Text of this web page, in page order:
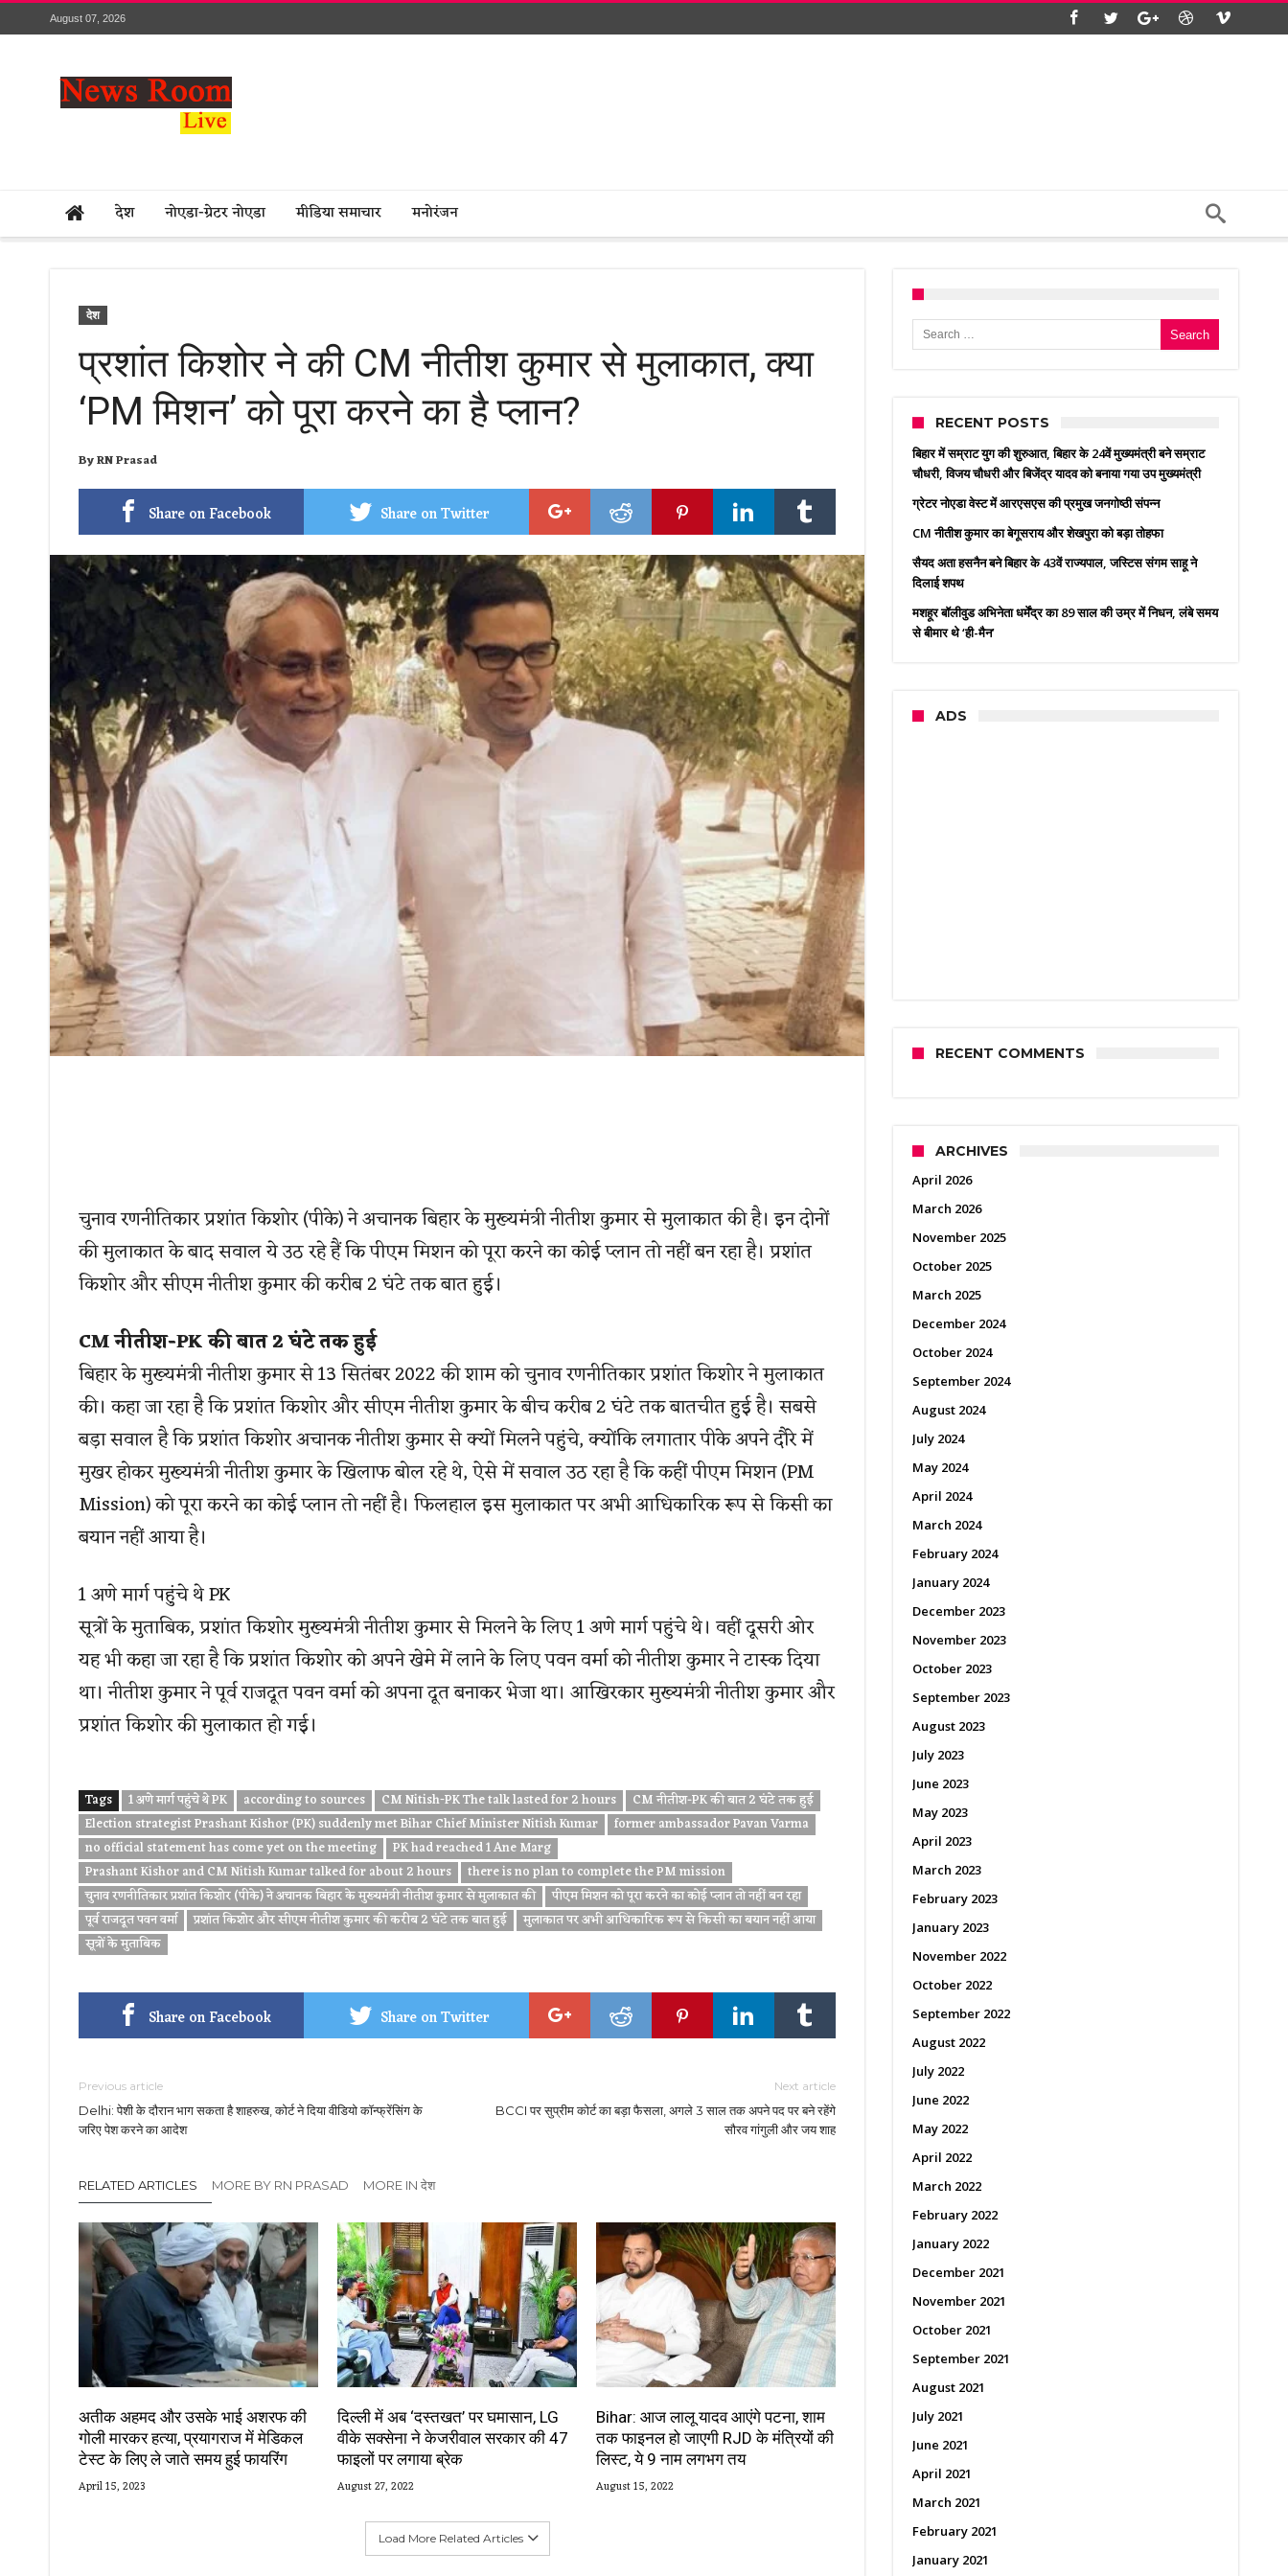
August 07, 2026
देश नोएडा-ग्रेटर नोएडा मीडिया समाचार मनोरंजन
देश
प्रशांत किशोर ने की CM नीतीश कुमार से मुलाकात, क्या
‘PM मिशन’ को पूरा करने का है प्लान?
ByRN Prasad
Share on Facebook Share on Twitter
चुनाव रणनीतिकार प्रशांत किशोर (पीके) ने अचानक बिहार के मुख्यमंत्री नीतीश कुमार से मुलाकात की है। इन दोनों
की मुलाकात के बाद सवाल ये उठ रहे हैं कि पीएम मिशन को पूरा करने का कोई प्लान तो नहीं बन रहा है। प्रशांत
किशोर और सीएम नीतीश कुमार की करीब 2 घंटे तक बात हुई।
CM नीतीश-PK की बात 2 घंटे तक हुई
बिहार के मुख्यमंत्री नीतीश कुमार से 13 सितंबर 2022 की शाम को चुनाव रणनीतिकार प्रशांत किशोर ने मुलाकात
की। कहा जा रहा है कि प्रशांत किशोर और सीएम नीतीश कुमार के बीच करीब 2 घंटे तक बातचीत हुई है। सबसे
बड़ा सवाल है कि प्रशांत किशोर अचानक नीतीश कुमार से क्यों मिलने पहुंचे, क्योंकि लगातार पीके अपने दौरे में
मुखर होकर मुख्यमंत्री नीतीश कुमार के खिलाफ बोल रहे थे, ऐसे में सवाल उठ रहा है कि कहीं पीएम मिशन (PM
Mission) को पूरा करने का कोई प्लान तो नहीं है। फिलहाल इस मुलाकात पर अभी आधिकारिक रूप से किसी का
बयान नहीं आया है।
1 अणे मार्ग पहुंचे थे PK
सूत्रों के मुताबिक, प्रशांत किशोर मुख्यमंत्री नीतीश कुमार से मिलने के लिए 1 अणे मार्ग पहुंचे थे। वहीं दूसरी ओर
यह भी कहा जा रहा है कि प्रशांत किशोर को अपने खेमे में लाने के लिए पवन वर्मा को नीतीश कुमार ने टास्क दिया
था। नीतीश कुमार ने पूर्व राजदूत पवन वर्मा को अपना दूत बनाकर भेजा था। आखिरकार मुख्यमंत्री नीतीश कुमार और
प्रशांत किशोर की मुलाकात हो गई।
Tags 1 अणे मार्ग पहुंचे थे PK according to sources CM Nitish-PK The talk lasted for 2 hours
CM नीतीश-PK की बात 2 घंटे तक हुई
Election strategist Prashant Kishor (PK) suddenly met Bihar Chief Minister Nitish Kumar
former ambassador Pavan Varma
no official statement has come yet on the meeting
PK had reached 1 Ane Marg
Prashant Kishor and CM Nitish Kumar talked for about 2 hours
there is no plan to complete the PM mission
चुनाव रणनीतिकार प्रशांत किशोर (पीके) ने अचानक बिहार के मुख्यमंत्री नीतीश कुमार से मुलाकात की
पीएम मिशन को पूरा करने का कोई प्लान तो नहीं बन रहा
पूर्व राजदूत पवन वर्मा
प्रशांत किशोर और सीएम नीतीश कुमार की करीब 2 घंटे तक बात हुई
मुलाकात पर अभी आधिकारिक रूप से किसी का बयान नहीं आया
सूत्रों के मुताबिक
Share on Facebook Share on Twitter
Previous article
Delhi: पेशी के दौरान भाग सकता है शाहरुख, कोर्ट ने दिया वीडियो कॉन्फ्रेंसिंग के
जरिए पेश करने का आदेश
Next article
BCCI पर सुप्रीम कोर्ट का बड़ा फैसला, अगले 3 साल तक अपने पद पर बने रहेंगे
सौरव गांगुली और जय शाह
RELATED ARTICLES MORE BY RN PRASAD MORE IN देश
अतीक अहमद और उसके भाई अशरफ की
गोली मारकर हत्या, प्रयागराज में मेडिकल
टेस्ट के लिए ले जाते समय हुई फायरिंग
April 15, 2023
दिल्ली में अब ‘दस्तखत’ पर घमासान, LG
वीके सक्सेना ने केजरीवाल सरकार की 47
फाइलों पर लगाया ब्रेक
August 27, 2022
Bihar: आज लालू यादव आएंगे पटना, शाम
तक फाइनल हो जाएगी RJD के मंत्रियों की
लिस्ट, ये 9 नाम लगभग तय
August 15, 2022
Load More Related Articles
Search for:
RECENT POSTS
बिहार में सम्राट युग की शुरुआत, बिहार के 24वें मुख्यमंत्री बने सम्राट
चौधरी, विजय चौधरी और बिजेंद्र यादव को बनाया गया उप मुख्यमंत्री
ग्रेटर नोएडा वेस्ट में आरएसएस की प्रमुख जनगोष्ठी संपन्न
CM नीतीश कुमार का बेगूसराय और शेखपुरा को बड़ा तोहफा
सैयद अता हसनैन बने बिहार के 43वें राज्यपाल, जस्टिस संगम साहू ने
दिलाई शपथ
मशहूर बॉलीवुड अभिनेता धर्मेंद्र का 89 साल की उम्र में निधन, लंबे समय
से बीमार थे ‘ही-मैन’
ADS
RECENT COMMENTS
ARCHIVES
April 2026
March 2026
November 2025
October 2025
March 2025
December 2024
October 2024
September 2024
August 2024
July 2024
May 2024
April 2024
March 2024
February 2024
January 2024
December 2023
November 2023
October 2023
September 2023
August 2023
July 2023
June 2023
May 2023
April 2023
March 2023
February 2023
January 2023
November 2022
October 2022
September 2022
August 2022
July 2022
June 2022
May 2022
April 2022
March 2022
February 2022
January 2022
December 2021
November 2021
October 2021
September 2021
August 2021
July 2021
June 2021
April 2021
March 2021
February 2021
January 2021